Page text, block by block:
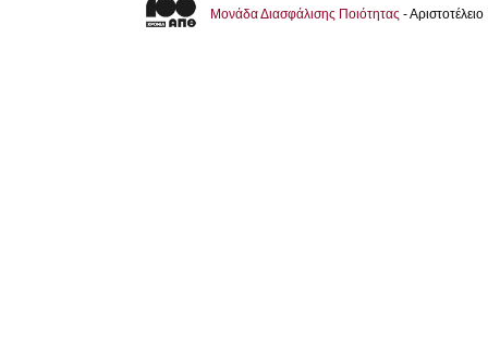
Μονάδα Διασφάλισης Ποιότητας -